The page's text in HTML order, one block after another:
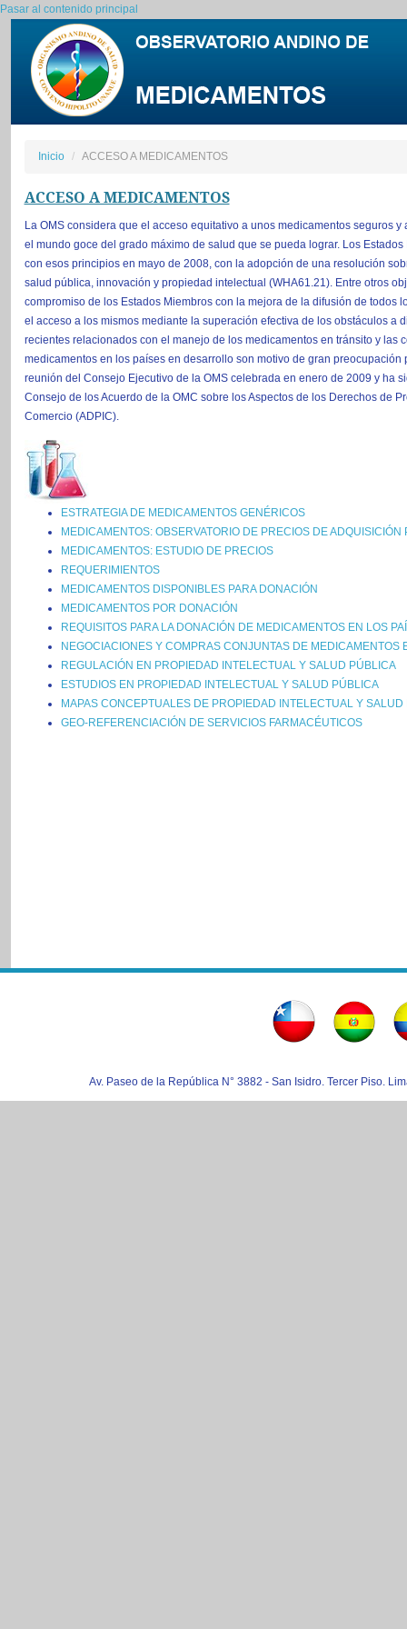
Pasar al contenido principal
Inicio ACCESO A MEDICAMENTOS
ACCESO A MEDICAMENTOS
La OMS considera que el acceso equitativo a unos medicamentos seguros
el mundo goce del grado máximo de salud que se pueda lograr. Los
con esos principios en mayo de 2008, con la adopción de una resolución
salud pública, innovación y propiedad intelectual (WHA61.21). Entre otros
compromiso de los Estados Miembros con la mejora de la difusión de todos
el acceso a los mismos mediante la superación efectiva de los obstáculos a
recientes relacionados con el manejo de los medicamentos en tránsito y las
medicamentos en los países en desarrollo son motivo de gran
reunión del Consejo Ejecutivo de la OMS celebrada en enero de 2009 y ha
Consejo de los Acuerdo de la OMC sobre los Aspectos de los Derechos de
Comercio (ADPIC).
ESTRATEGIA DE MEDICAMENTOS GENÉRICOS
MEDICAMENTOS: OBSERVATORIO DE PRECIOS DE ADQUISICIÓN
MEDICAMENTOS: ESTUDIO DE PRECIOS
REQUERIMIENTOS
MEDICAMENTOS DISPONIBLES PARA DONACIÓN
MEDICAMENTOS POR DONACIÓN
REQUISITOS PARA LA DONACIÓN DE MEDICAMENTOS EN LOS
NEGOCIACIONES Y COMPRAS CONJUNTAS DE MEDICAMENTOS
REGULACIÓN EN PROPIEDAD INTELECTUAL Y SALUD PÚBLICA
ESTUDIOS EN PROPIEDAD INTELECTUAL Y SALUD PÚBLICA
MAPAS CONCEPTUALES DE PROPIEDAD INTELECTUAL Y SALUD
GEO-REFERENCIACIÓN DE SERVICIOS FARMACÉUTICOS
Av. Paseo de la República N° 3882 - San Isidro. Tercer Piso.